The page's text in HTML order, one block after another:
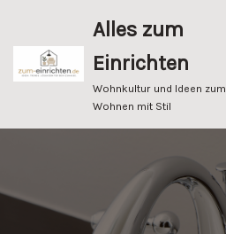
Zum
Inhalt
Alles zum
Einrichten
Wohnkultur und Ideen zum
Wohnen mit Stil